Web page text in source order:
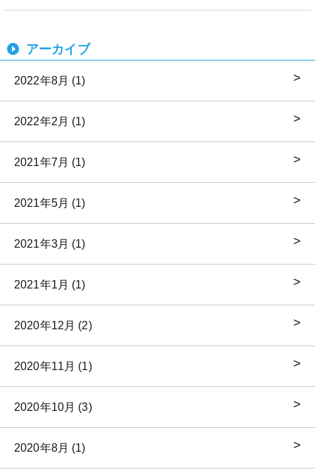
アーカイブ
2022年8月 (1)
2022年2月 (1)
2021年7月 (1)
2021年5月 (1)
2021年3月 (1)
2021年1月 (1)
2020年12月 (2)
2020年11月 (1)
2020年10月 (3)
2020年8月 (1)